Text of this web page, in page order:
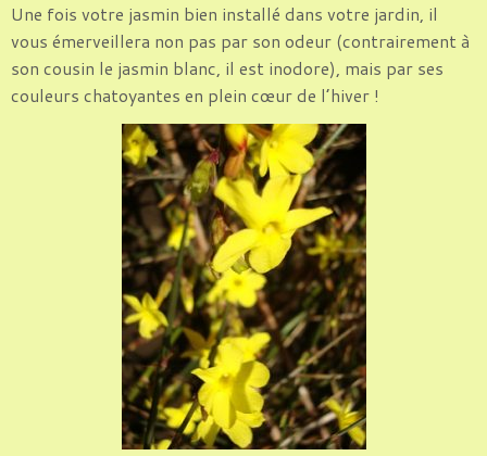
Une fois votre jasmin bien installé dans votre jardin, il
vous émerveillera non pas par son odeur (contrairement à
son cousin le jasmin blanc, il est inodore), mais par ses
couleurs chatoyantes en plein cœur de l’hiver !